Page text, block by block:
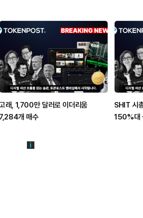
래, 1,700만 달러로 이더리움
개 매수
SHIT 시
150%대